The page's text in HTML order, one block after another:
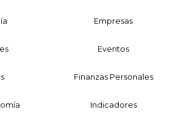
Empresas
Eventos
Finanzas Personales
Indicadores